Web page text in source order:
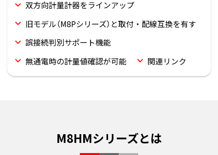
双方向計量計器をラインアップ
旧モデル（M8Pシリーズ）と取付・配線互換を有す
誤接続判別サポート機能
無通電時の計量値確認が可能
関連リンク
M8HMシリーズとは